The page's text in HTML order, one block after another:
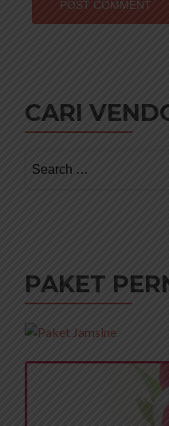
CARI
for:
PAKET